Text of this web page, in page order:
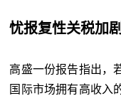
忧报复性关税加
高盛一份报告指出，
国际市场拥有高收入